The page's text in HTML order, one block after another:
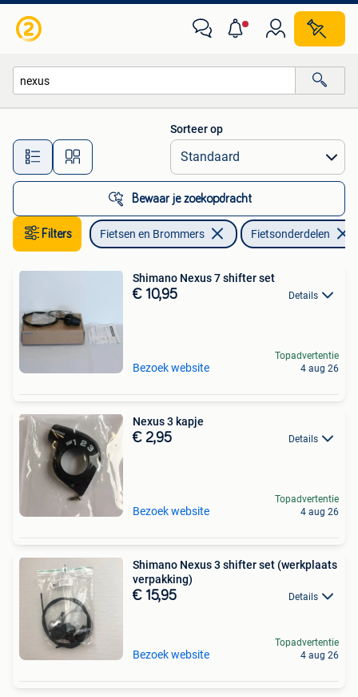
Alle afstanden…
Sorteer op
Bewaar je zoekopdracht
Filters Fietsen en Brommers Fietsonderdelen
Shimano Nexus 7 shifter set
€ 10,95 Details
Bezoek website
Topadvertentie
4 aug 26
Nexus 3 kapje
€ 2,95 Details
Bezoek website
Topadvertentie
4 aug 26
Shimano Nexus 3 shifter set (werkplaats
verpakking)
€ 15,95 Details
Bezoek website
Topadvertentie
4 aug 26